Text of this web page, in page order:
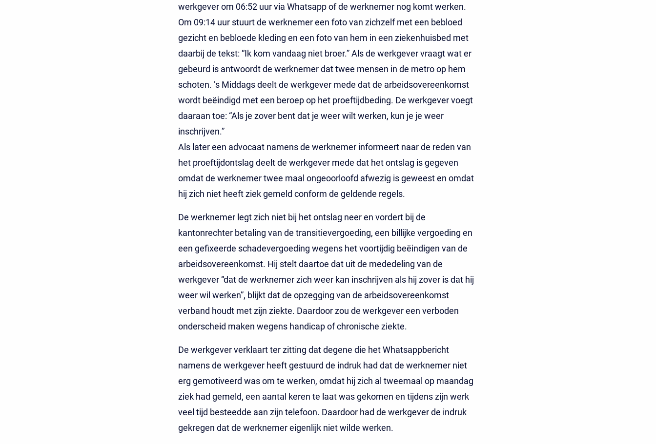
werkgever om 06:52 uur via Whatsapp of de werknemer nog komt werken.
Om 09:14 uur stuurt de werknemer een foto van zichzelf met een bebloed
gezicht en bebloede kleding en een foto van hem in een ziekenhuisbed met
daarbij de tekst: “Ik kom vandaag niet broer.” Als de werkgever vraagt wat er
gebeurd is antwoordt de werknemer dat twee mensen in de metro op hem
schoten. ’s Middags deelt de werkgever mede dat de arbeidsovereenkomst
wordt beëindigd met een beroep op het proeftijdbeding. De werkgever voegt
daaraan toe: “Als je zover bent dat je weer wilt werken, kun je je weer
inschrijven.”
Als later een advocaat namens de werknemer informeert naar de reden van
het proeftijdontslag deelt de werkgever mede dat het ontslag is gegeven
omdat de werknemer twee maal ongeoorloofd afwezig is geweest en omdat
hij zich niet heeft ziek gemeld conform de geldende regels.
De werknemer legt zich niet bij het ontslag neer en vordert bij de
kantonrechter betaling van de transitievergoeding, een billijke vergoeding en
een gefixeerde schadevergoeding wegens het voortijdig beëindigen van de
arbeidsovereenkomst. Hij stelt daartoe dat uit de mededeling van de
werkgever “dat de werknemer zich weer kan inschrijven als hij zover is dat hij
weer wil werken”, blijkt dat de opzegging van de arbeidsovereenkomst
verband houdt met zijn ziekte. Daardoor zou de werkgever een verboden
onderscheid maken wegens handicap of chronische ziekte.
De werkgever verklaart ter zitting dat degene die het Whatsappbericht
namens de werkgever heeft gestuurd de indruk had dat de werknemer niet
erg gemotiveerd was om te werken, omdat hij zich al tweemaal op maandag
ziek had gemeld, een aantal keren te laat was gekomen en tijdens zijn werk
veel tijd besteedde aan zijn telefoon. Daardoor had de werkgever de indruk
gekregen dat de werknemer eigenlijk niet wilde werken.